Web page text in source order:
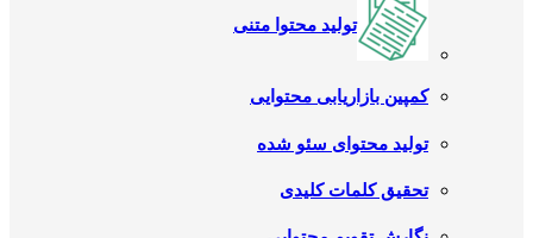
تولید محتوا متنی
کمپین بازاریابی محتوایی
تولید محتوای سئو شده
تحقیق کلمات کلیدی